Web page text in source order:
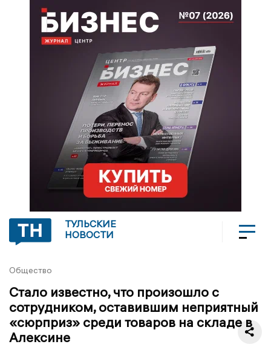
ТУЛЬСКИЕ
НОВОСТИ
Общество
Стало известно, что произошло с
сотрудником, оставившим неприятный
«сюрприз» среди товаров на складе в
Алексине